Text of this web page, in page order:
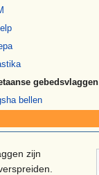
gebedsvlaggen
bellen
zijn